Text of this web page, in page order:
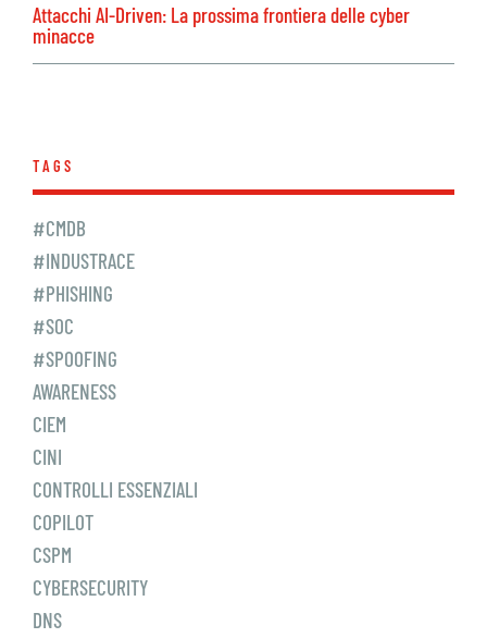
Attacchi AI-Driven: La prossima frontiera delle cyber
minacce
TAGS
#CMDB
#INDUSTRACE
#PHISHING
#SOC
#SPOOFING
AWARENESS
CIEM
CINI
CONTROLLI ESSENZIALI
COPILOT
CSPM
CYBERSECURITY
DNS